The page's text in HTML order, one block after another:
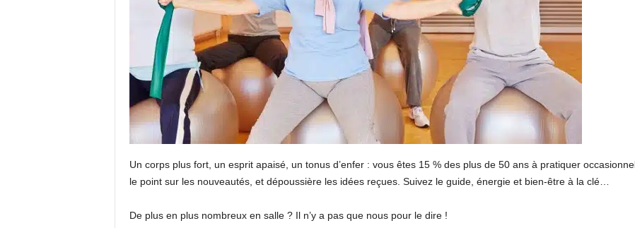
Un corps plus fort, un esprit apaisé, un tonus d’enfer : vous êtes 15 % des plus de 50 ans à pratiquer
le point sur les nouveautés, et dépoussière les idées reçues. Suivez le guide, énergie et bien-être à la clé…
De plus en plus nombreux en salle ? Il n’y a pas que nous pour le dire !